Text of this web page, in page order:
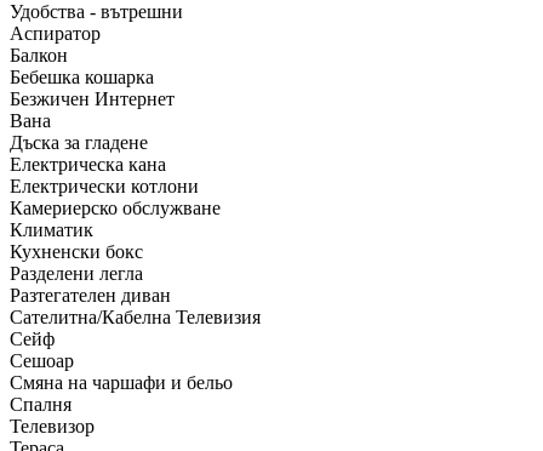
Удобства - вътрешни
Аспиратор
Балкон
Бебешка кошарка
Безжичен Интернет
Вана
Дъска за гладене
Електрическа кана
Електрически котлони
Камериерско обслужване
Климатик
Кухненски бокс
Разделени легла
Разтегателен диван
Сателитна/Кабелна Телевизия
Сейф
Сешоар
Смяна на чаршафи и бельо
Спалня
Телевизор